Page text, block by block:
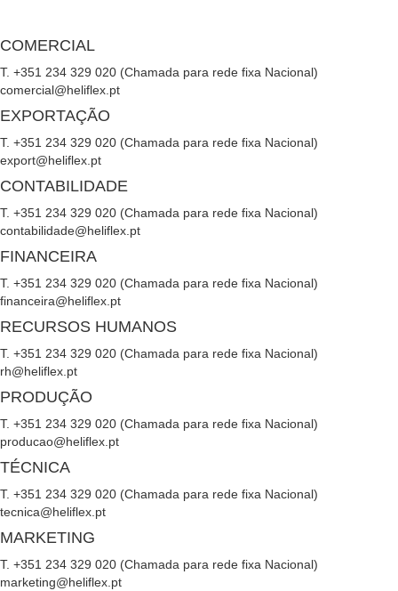
COMERCIAL
T. +351 234 329 020 (Chamada para rede fixa Nacional)
comercial@heliflex.pt
EXPORTAÇÃO
T. +351 234 329 020 (Chamada para rede fixa Nacional)
export@heliflex.pt
CONTABILIDADE
T. +351 234 329 020 (Chamada para rede fixa Nacional)
contabilidade@heliflex.pt
FINANCEIRA
T. +351 234 329 020 (Chamada para rede fixa Nacional)
financeira@heliflex.pt
RECURSOS HUMANOS
T. +351 234 329 020 (Chamada para rede fixa Nacional)
rh@heliflex.pt
PRODUÇÃO
T. +351 234 329 020 (Chamada para rede fixa Nacional)
producao@heliflex.pt
TÉCNICA
T. +351 234 329 020 (Chamada para rede fixa Nacional)
tecnica@heliflex.pt
MARKETING
T. +351 234 329 020 (Chamada para rede fixa Nacional)
marketing@heliflex.pt